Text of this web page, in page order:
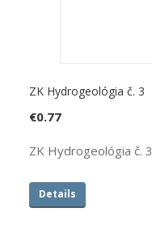
ZK Hydrogeológia č. 3
€0.77
ZK Hydrogeológia č. 3
Details